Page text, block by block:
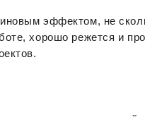
эффектом, не
хорошо режется и